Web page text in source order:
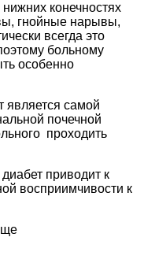
конечностях
гнойные нарывы,
всегда это
больному
особенно
является самой
почечной
проходить
приводит к
восприимчивости к